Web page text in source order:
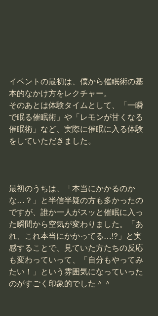
イベントの最初は、僕から催眠術の基
本的なかけ方をレクチャー。
そのあとは体験タイムとして、「一瞬
で眠る催眠術」や「レモンが甘くなる
催眠術」など、実際に催眠に入る体験
をしていただきました。
最初のうちは、「本当にかかるのか
な…？」と半信半疑の方も多かったの
ですが、誰か一人がスッと催眠に入っ
た瞬間から空気が変わりました。「あ
れ、これ本当にかかってる…!?」と実
感することで、見ていた方たちの反応
も変わっていって、「自分もやってみ
たい！」という雰囲気になっていった
のがすごく印象的でした＾＾